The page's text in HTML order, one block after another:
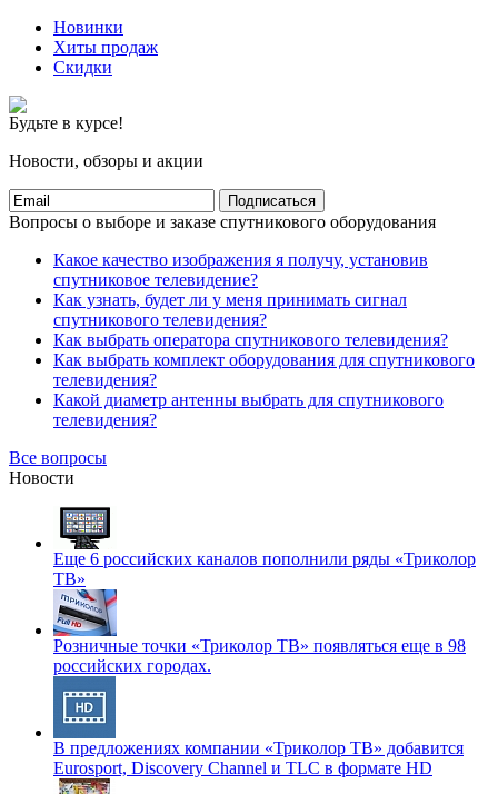
Новинки
Хиты продаж
Скидки
Будьте в курсе!
Новости, обзоры и акции
Подписаться
Вопросы о выборе и заказе спутникового оборудования
Какое качество изображения я получу, установив
спутниковое телевидение?
Как узнать, будет ли у меня принимать сигнал
спутникового телевидения?
Как выбрать оператора спутникового телевидения?
Как выбрать комплект оборудования для спутникового
телевидения?
Какой диаметр антенны выбрать для спутникового
телевидения?
Все вопросы
Новости
Еще 6 российских каналов пополнили ряды «Триколор
ТВ»
Розничные точки «Триколор ТВ» появляться еще в 98
российских городах.
В предложениях компании «Триколор ТВ» добавится
Eurosport, Discovery Channel и TLC в формате HD